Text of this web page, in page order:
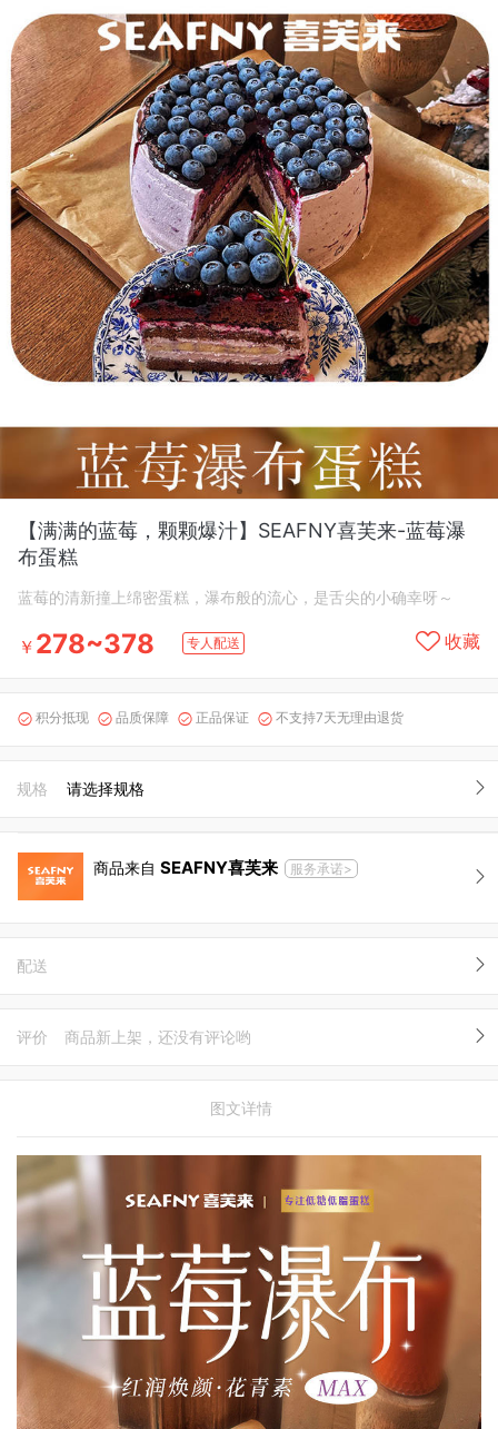
【满满的蓝莓，颗颗爆汁】SEAFNY喜芙来-蓝莓瀑
布蛋糕
蓝莓的清新撞上绵密蛋糕，瀑布般的流心，是舌尖的小确幸呀～
￥ 278~378 专人配送 收藏
 积分抵现  品质保障  正品保证  不支持7天无理由退货
规格 请选择规格
商品来自 SEAFNY喜芙来 服务承诺>
配送
评价 商品新上架，还没有评论哟
图文详情